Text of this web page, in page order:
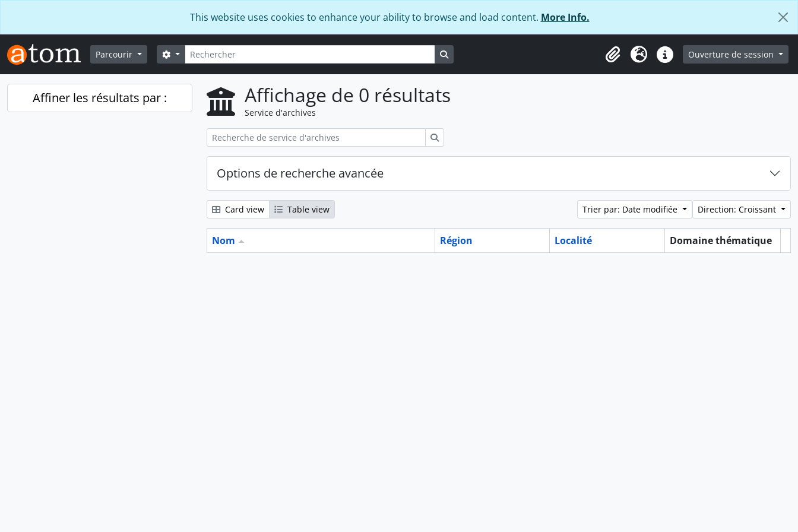
This website uses cookies to enhance your ability to browse and load content. More Info.
Parcourir Rechercher
Search options
Presse-papier
LangueLiens rapidesOuverture de session
Affiner les résultats par : Affichage de 0 résultats
Service d'archives
Options de recherche avancée
Card view Table view Trier par: Date modifiée Direction: Croissant
Nom Région Localité
Domaine thématique